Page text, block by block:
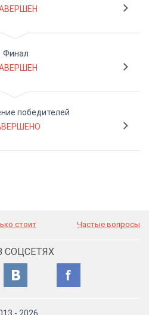
Финал
победителей
стоит Частые вопросы
СОЦСЕТЯХ